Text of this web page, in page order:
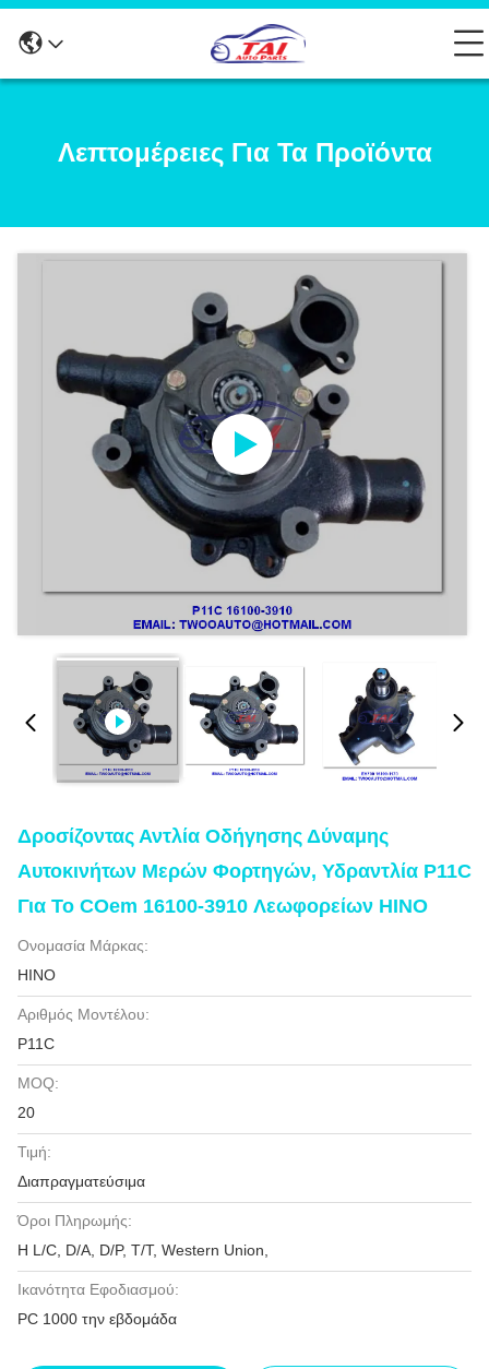
Λεπτομέρειες Για Τα Προϊόντα
Δροσίζοντας Αντλία Οδήγησης Δύναμης
Αυτοκινήτων Μερών Φορτηγών, Υδραντλία P11C
Για Το COem 16100-3910 Λεωφορείων HINO
Ονομασία Μάρκας:
HINO
Αριθμός Μοντέλου:
P11C
MOQ:
20
Τιμή:
Διαπραγματεύσιμα
Όροι Πληρωμής:
Η L/C, D/A, D/P, T/T, Western Union,
Ικανότητα Εφοδιασμού:
PC 1000 την εβδομάδα